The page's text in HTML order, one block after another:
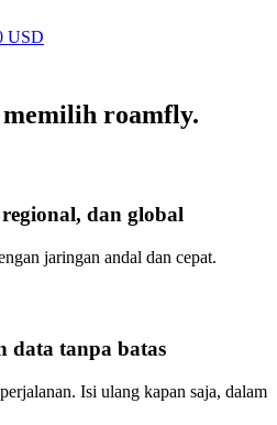
USD
roamfly.
dan global
jaringan andal dan cepat.
data tanpa batas
Isi ulang kapan saja, dalam